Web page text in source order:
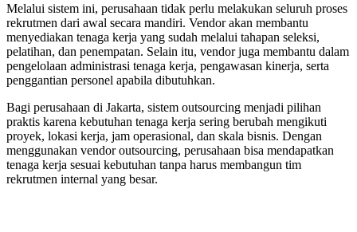
Melalui sistem ini, perusahaan tidak perlu melakukan seluruh proses
rekrutmen dari awal secara mandiri. Vendor akan membantu
menyediakan tenaga kerja yang sudah melalui tahapan seleksi,
pelatihan, dan penempatan. Selain itu, vendor juga membantu dalam
pengelolaan administrasi tenaga kerja, pengawasan kinerja, serta
penggantian personel apabila dibutuhkan.
Bagi perusahaan di Jakarta, sistem outsourcing menjadi pilihan
praktis karena kebutuhan tenaga kerja sering berubah mengikuti
proyek, lokasi kerja, jam operasional, dan skala bisnis. Dengan
menggunakan vendor outsourcing, perusahaan bisa mendapatkan
tenaga kerja sesuai kebutuhan tanpa harus membangun tim
rekrutmen internal yang besar.